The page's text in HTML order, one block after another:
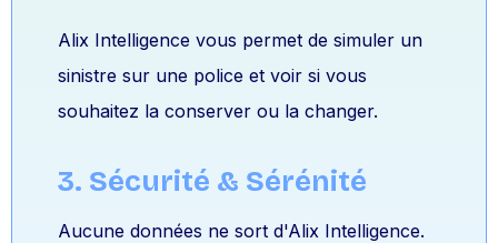
Alix Intelligence vous permet de simuler un
sinistre sur une police et voir si vous
souhaitez la conserver ou la changer.
3. Sécurité & Sérénité
Aucune données ne sort d'Alix Intelligence.